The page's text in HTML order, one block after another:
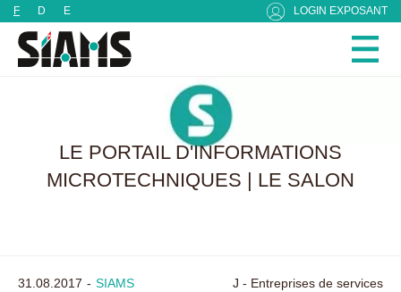
F D E LOGIN EXPOSANT
LE PORTAIL D'INFORMATIONS
MICROTECHNIQUES | LE SALON
31.08.2017 SIAMS J - Entreprises de services
Panneau de gestion des cookies